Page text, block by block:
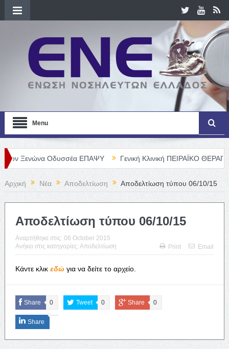
Menu
Οδυσσέα ΕΠΑΨΥ Γενική Κλινική ΠΕΙΡΑΪΚΟ ΘΕΡΑΠΕΥΤΗΡΙΟ
Αρχική Νέα Αποδελτίωση Αποδελτίωση τύπου 06/10/15
Αποδελτίωση τύπου 06/10/15
Αναρτήθηκε στις: 06 October 2015
Ανήκει στις κατηγορίες: Αποδελτίωση Print Email
Κάντε κλικ εδώγια να δείτε το αρχείο.
Share 0 Tweet 0 Share 0
Share